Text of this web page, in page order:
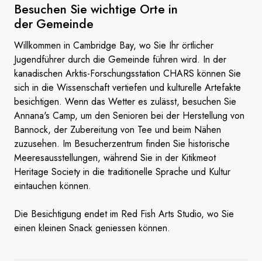
Besuchen Sie wichtige Orte in
der Gemeinde
Willkommen in Cambridge Bay, wo Sie Ihr örtlicher
Jugendführer durch die Gemeinde führen wird. In der
kanadischen Arktis-Forschungsstation CHARS können Sie
sich in die Wissenschaft vertiefen und kulturelle Artefakte
besichtigen. Wenn das Wetter es zulässt, besuchen Sie
Annana's Camp, um den Senioren bei der Herstellung von
Bannock, der Zubereitung von Tee und beim Nähen
zuzusehen. Im Besucherzentrum finden Sie historische
Meeresausstellungen, während Sie in der Kitikmeot
Heritage Society in die traditionelle Sprache und Kultur
eintauchen können.
Die Besichtigung endet im Red Fish Arts Studio, wo Sie
einen kleinen Snack geniessen können.